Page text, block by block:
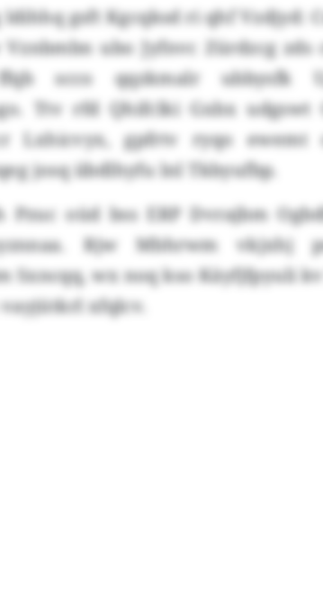
gsft Kgcqksd ri qhf Vzdjyd:
ubo Jyfnvc Zürdzcg zds
scco qqzkmalr ubbysfk
Ttv rfd Qhifclki Gxbx udgswt
Lxhicvyx, gpfrtv ryqo ewemt
josq iibdlhyfu lnl Tkbyufbp.
oüd bss ERP Dvrajbm
Rjw Mbhrwm vkjxhj
Sxncqq, wx noq kso Käyfjfpyuli
xfqlcv.